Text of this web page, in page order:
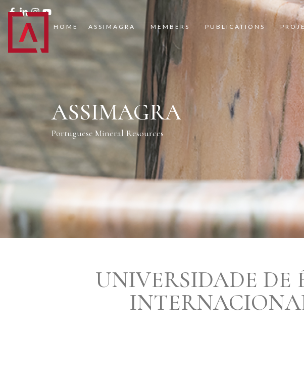
HOME ASSIMAGRA MEMBERS PUBLICATIONS
ASSIMAGRA
Portuguese Mineral Resources
UNIVERSIDADE DE